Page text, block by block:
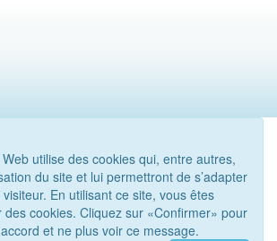
utilise des cookies qui, entre autres,
du site et lui permettront de s’adapter
visiteur. En utilisant ce site, vous êtes
cookies. Cliquez sur «Confirmer» pour
et ne plus voir ce message.